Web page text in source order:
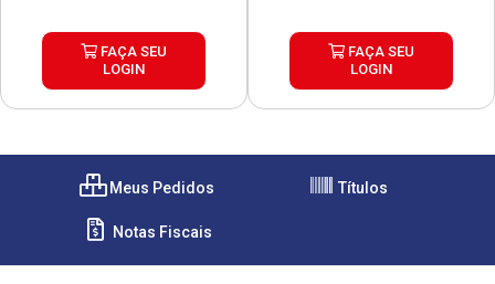
FAÇA SEU
LOGIN
FAÇA SEU
LOGIN
Meus Pedidos Títulos
Notas Fiscais